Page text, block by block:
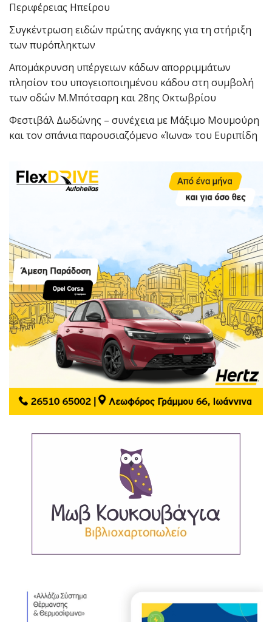
Περιφέρειας Ηπείρου
Συγκέντρωση ειδών πρώτης ανάγκης για τη στήριξη
των πυρόπληκτων
Απομάκρυνση υπέργειων κάδων απορριμμάτων
πλησίον του υπογειοποιημένου κάδου στη συμβολή
των οδών Μ.Μπότσαρη και 28ης Οκτωβρίου
Φεστιβάλ Δωδώνης – συνέχεια με Μάξιμο Μουμούρη
και τον σπάνια παρουσιαζόμενο «Ίωνα» του Ευριπίδη